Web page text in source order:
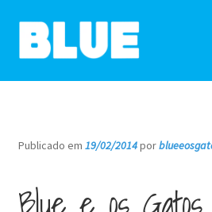
Pular
para
Pular
para
TIRINHAS
SOBRE
Publicado em 19/02/2014por